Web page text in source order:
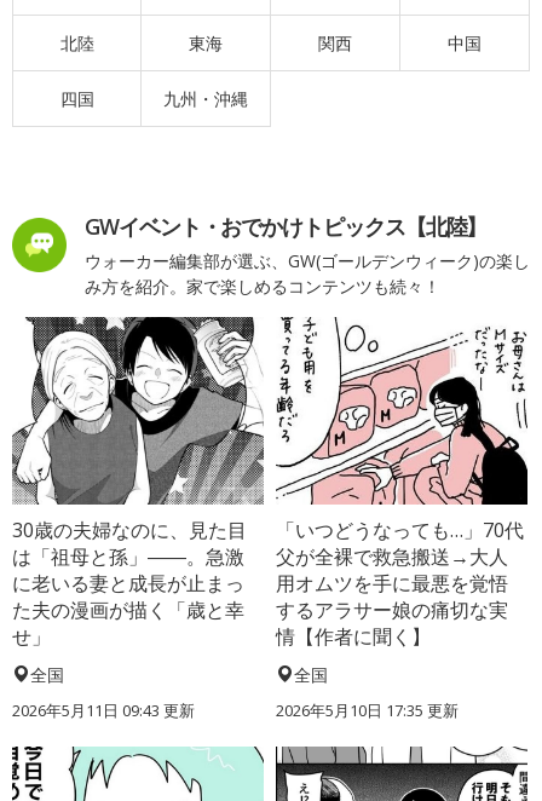
北陸 東海 関西 中国
四国 九州・沖縄
GWイベント・おでかけトピックス【北陸】
ウォーカー編集部が選ぶ、GW(ゴールデンウィーク)の楽し
み方を紹介。家で楽しめるコンテンツも続々！
30歳の夫婦なのに、見た目
は「祖母と孫」――。急激
に老いる妻と成長が止まっ
た夫の漫画が描く「歳と幸
せ」
全国
2026年5月11日 09:43 更新
「いつどうなっても…」70代
父が全裸で救急搬送→大人
用オムツを手に最悪を覚悟
するアラサー娘の痛切な実
情【作者に聞く】
全国
2026年5月10日 17:35 更新